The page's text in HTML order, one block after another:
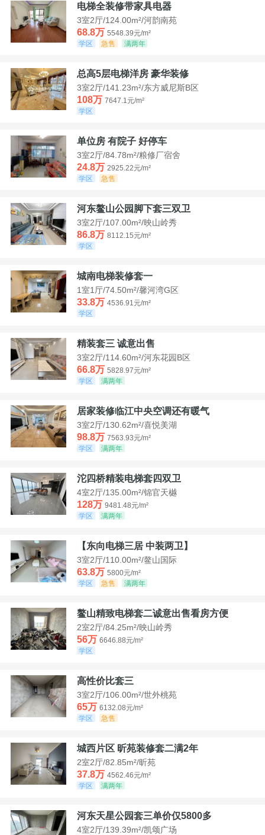
电梯全装修带家具电器
3室2厅/124.00m²/河韵南苑
68.8万 5548.39元/m²
学区
急售 满两年
总高5层电梯洋房 豪华装修
3室2厅/141.23m²/东方威尼斯B区
108万 7647.1元/m²
学区
单位房 有院子 好停车
3室2厅/84.78m²/粮修厂宿舍
24.8万 2925.22元/m²
学区
急售
河东鳌山公园脚下套三双卫
3室2厅/107.00m²/映山岭秀
86.8万 8112.15元/m²
学区
城南电梯装修套一
1室1厅/74.50m²/馨河湾G区
33.8万 4536.91元/m²
学区
精装套三 诚意出售
3室2厅/114.60m²/河东花园B区
66.8万 5828.97元/m²
学区
满两年
居家装修临江中央空调还有暖气
3室2厅/130.62m²/喜悦美湖
98.8万 7563.93元/m²
学区
满两年
沱四桥精装电梯套四双卫
4室2厅/135.00m²/锦官天樾
128万 9481.48元/m²
学区
满两年
【东向电梯三居 中装两卫】
3室2厅/110.00m²/鳌山国际
63.8万 5800元/m²
学区
急售 满两年
鳌山精致电梯套二诚意出售看房方便
2室2厅/84.25m²/映山岭秀
56万 6646.88元/m²
学区
高性价比套三
3室2厅/106.00m²/世外桃苑
65万 6132.08元/m²
学区
急售
城西片区 昕苑装修套二满2年
2室2厅/82.85m²/昕苑
37.8万 4562.46元/m²
学区
满两年
河东天星公园套三单价仅5800多
4室2厅/139.39m²/凯颂广场